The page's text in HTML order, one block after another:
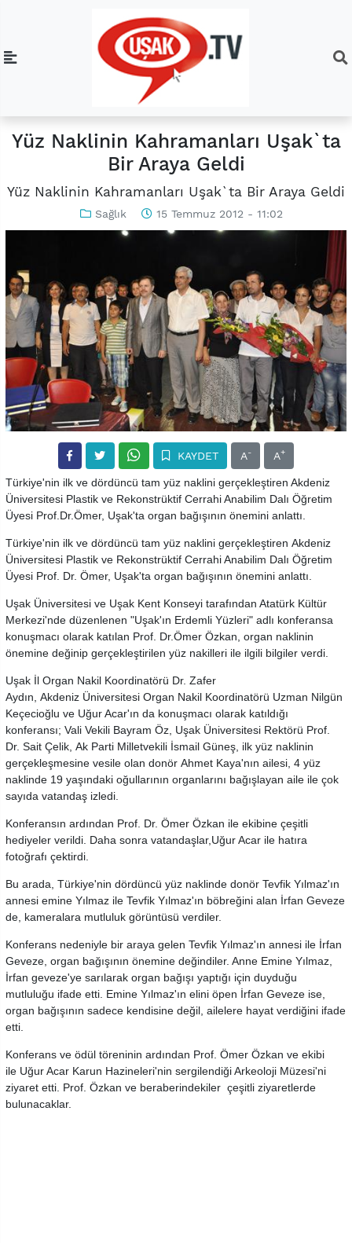
Yüz Naklinin Kahramanları Uşak`ta
Bir Araya Geldi
Yüz Naklinin Kahramanları Uşak`ta Bir Araya Geldi
Sağlık 15 Temmuz 2012 - 11:02
KAYDET A- A+
Türkiye'nin ilk ve dördüncü tam yüz naklini gerçekleştiren Akdeniz
Üniversitesi Plastik ve Rekonstrüktif Cerrahi Anabilim Dalı Öğretim
Üyesi Prof.Dr.Ömer, Uşak'ta organ bağışının önemini anlattı.
Türkiye'nin ilk ve dördüncü tam yüz naklini gerçekleştiren Akdeniz
Üniversitesi Plastik ve Rekonstrüktif Cerrahi Anabilim Dalı Öğretim
Üyesi Prof. Dr. Ömer, Uşak'ta organ bağışının önemini anlattı.
Uşak Üniversitesi ve Uşak Kent Konseyi tarafından Atatürk Kültür
Merkezi'nde düzenlenen "Uşak'ın Erdemli Yüzleri" adlı konferansa
konuşmacı olarak katılan Prof. Dr.Ömer Özkan, organ naklinin
önemine değinip gerçekleştirilen yüz nakilleri ile ilgili bilgiler verdi.
Uşak İl Organ Nakil Koordinatörü Dr. Zafer
Aydın, Akdeniz Üniversitesi Organ Nakil Koordinatörü Uzman Nilgün
Keçecioğlu ve Uğur Acar'ın da konuşmacı olarak katıldığı
konferansı; Vali Vekili Bayram Öz, Uşak Üniversitesi Rektörü Prof.
Dr. Sait Çelik, Ak Parti Milletvekili İsmail Güneş, ilk yüz naklinin
gerçekleşmesine vesile olan donör Ahmet Kaya'nın ailesi, 4 yüz
naklinde 19 yaşındaki oğullarının organlarını bağışlayan aile ile çok
sayıda vatandaş izledi.
Konferansın ardından Prof. Dr. Ömer Özkan ile ekibine çeşitli
hediyeler verildi. Daha sonra vatandaşlar,Uğur Acar ile hatıra
fotoğrafı çektirdi.
Bu arada, Türkiye'nin dördüncü yüz naklinde donör Tevfik Yılmaz'ın
annesi emine Yılmaz ile Tevfik Yılmaz'ın böbreğini alan İrfan Geveze
de, kameralara mutluluk görüntüsü verdiler.
Konferans nedeniyle bir araya gelen Tevfik Yılmaz'ın annesi ile İrfan
Geveze, organ bağışının önemine değindiler. Anne Emine Yılmaz,
İrfan geveze'ye sarılarak organ bağışı yaptığı için duyduğu
mutluluğu ifade etti. Emine Yılmaz'ın elini öpen İrfan Geveze ise,
organ bağışının sadece kendisine değil, ailelere hayat verdiğini ifade
etti.
Konferans ve ödül töreninin ardından Prof. Ömer Özkan ve ekibi
ile Uğur Acar Karun Hazineleri'nin sergilendiği Arkeoloji Müzesi'ni
ziyaret etti. Prof. Özkan ve beraberindekiler çeşitli ziyaretlerde
bulunacaklar.